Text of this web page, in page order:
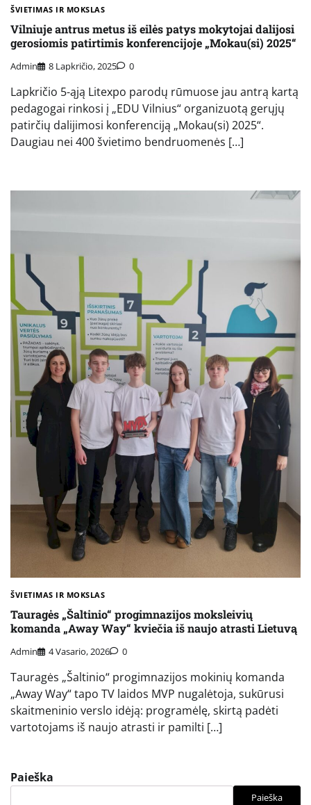
ŠVIETIMAS IR MOKSLAS
Vilniuje antrus metus iš eilės patys mokytojai dalijosi
gerosiomis patirtimis konferencijoje „Mokau(si) 2025“
Admin 8 Lapkričio, 2025 0
Lapkričio 5-ąją Litexpo parodų rūmuose jau antrą kartą
pedagogai rinkosi į „EDU Vilnius“ organizuotą gerųjų
patirčių dalijimosi konferenciją „Mokau(si) 2025“.
Daugiau nei 400 švietimo bendruomenės […]
ŠVIETIMAS IR MOKSLAS
Tauragės „Šaltinio“ progimnazijos moksleivių
komanda „Away Way“ kviečia iš naujo atrasti Lietuvą
Admin 4 Vasario, 2026 0
Tauragės „Šaltinio“ progimnazijos mokinių komanda
„Away Way“ tapo TV laidos MVP nugalėtoja, sukūrusi
skaitmeninio verslo idėją: programėlę, skirtą padėti
vartotojams iš naujo atrasti ir pamilti […]
Paieška
Paieška